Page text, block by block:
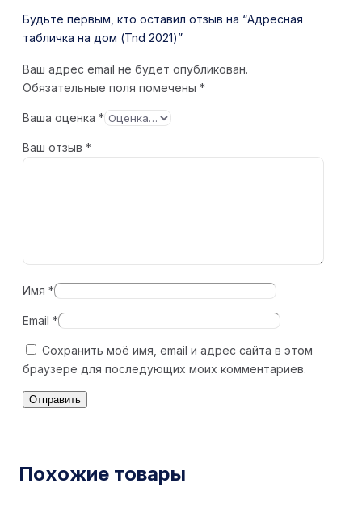
Будьте первым, кто оставил отзыв на “Адресная
табличка на дом (Tnd 2021)”
Ваш адрес email не будет опубликован.
Обязательные поля помечены *
Ваша оценка *
Ваш отзыв *
Имя *
Email *
Сохранить моё имя, email и адрес сайта в этом
браузере для последующих моих комментариев.
Похожие товары